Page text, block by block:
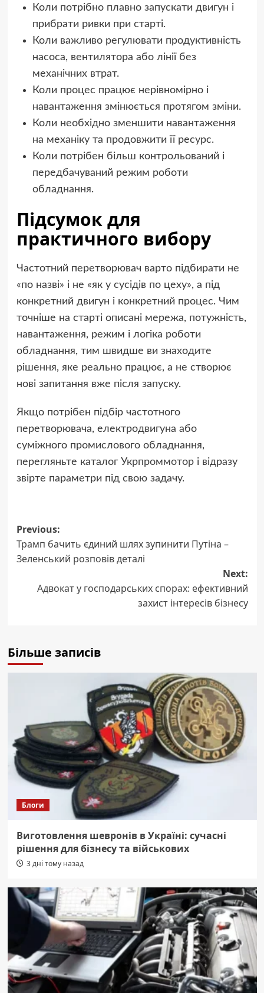
Коли потрібно плавно запускати двигун і
прибрати ривки при старті.
Коли важливо регулювати продуктивність
насоса, вентилятора або лінії без
механічних втрат.
Коли процес працює нерівномірно і
навантаження змінюється протягом зміни.
Коли необхідно зменшити навантаження
на механіку та продовжити її ресурс.
Коли потрібен більш контрольований і
передбачуваний режим роботи
обладнання.
Підсумок для
практичного вибору
Частотний перетворювач варто підбирати не
«по назві» і не «як у сусідів по цеху», а під
конкретний двигун і конкретний процес. Чим
точніше на старті описані мережа, потужність,
навантаження, режим і логіка роботи
обладнання, тим швидше ви знаходите
рішення, яке реально працює, а не створює
нові запитання вже після запуску.
Якщо потрібен підбір частотного
перетворювача, електродвигуна або
суміжного промислового обладнання,
перегляньте каталог Укрпроммоторі відразу
звірте параметри під свою задачу.
Post
navigation
Previous:
Трамп бачить єдиний шлях зупинити Путіна –
Зеленський розповів деталі
Next:
Адвокат у господарських спорах: ефективний
захист інтересів бізнесу
Більше записів
Блоги
Виготовлення шевронів в Україні: сучасні
рішення для бізнесу та військових
3 дні тому назад